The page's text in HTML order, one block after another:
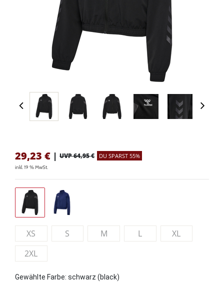
29,23 € | UVP 64,95 € DU SPARST 55%
inkl. 19 % MwSt.
XS S M L
XL
2XL
Gewählte Farbe: schwarz (black)